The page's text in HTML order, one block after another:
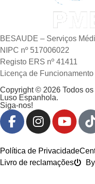
BESAUDE – Serviços
NIPC nº 517006022
Registo ERS nº 41411
Licença de Funcionamento
Copyright © 2026 Todos
Luso Espanhola.
Siga-nos!
Política de Privacidade
Livro de reclamações